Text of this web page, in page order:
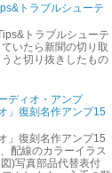
トラブルシューテ
トラブルシューテ
いたら新聞の切り取
と切り抜きしたもの
ディオ・アンプ
」復刻名作アンプ15
」復刻名作アンプ15
配線のカラーイラス
)写真部品代替表付